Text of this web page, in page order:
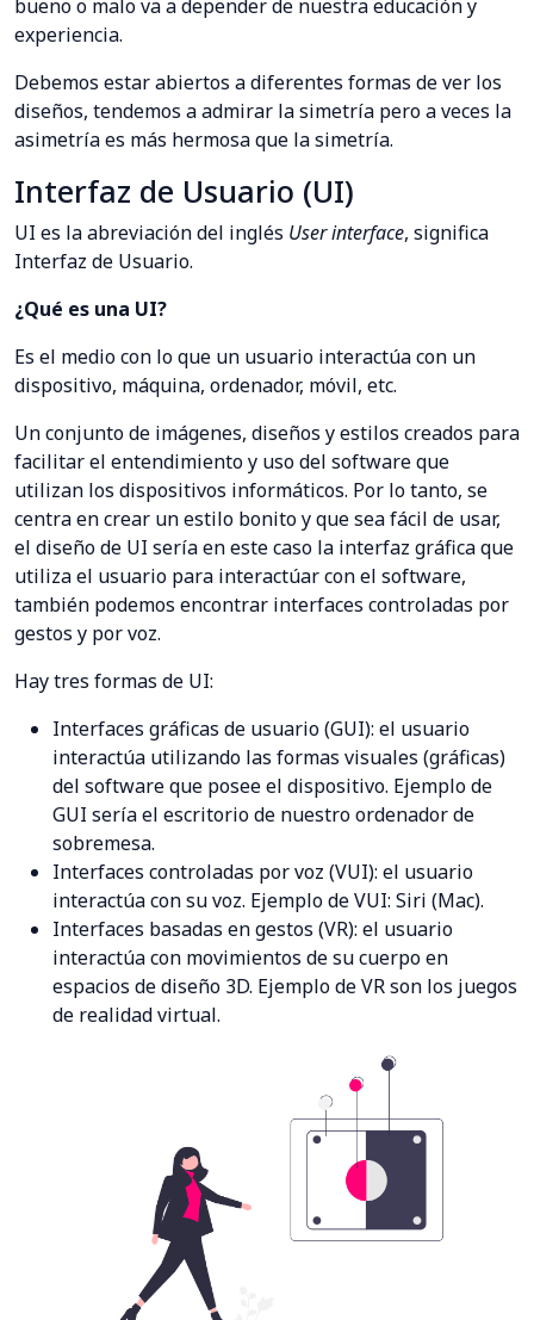
bueno o malo va a depender de nuestra educación y
experiencia.
Debemos estar abiertos a diferentes formas de ver los
diseños, tendemos a admirar la simetría pero a veces la
asimetría es más hermosa que la simetría.
Interfaz de Usuario (UI)
UI es la abreviación del inglés User interface, significa
Interfaz de Usuario.
¿Qué es una UI?
Es el medio con lo que un usuario interactúa con un
dispositivo, máquina, ordenador, móvil, etc.
Un conjunto de imágenes, diseños y estilos creados para
facilitar el entendimiento y uso del software que
utilizan los dispositivos informáticos. Por lo tanto, se
centra en crear un estilo bonito y que sea fácil de usar,
el diseño de UI sería en este caso la interfaz gráfica que
utiliza el usuario para interactúar con el software,
también podemos encontrar interfaces controladas por
gestos y por voz.
Hay tres formas de UI:
Interfaces gráficas de usuario (GUI): el usuario
interactúa utilizando las formas visuales (gráficas)
del software que posee el dispositivo. Ejemplo de
GUI sería el escritorio de nuestro ordenador de
sobremesa.
Interfaces controladas por voz (VUI): el usuario
interactúa con su voz. Ejemplo de VUI: Siri (Mac).
Interfaces basadas en gestos (VR): el usuario
interactúa con movimientos de su cuerpo en
espacios de diseño 3D. Ejemplo de VR son los juegos
de realidad virtual.